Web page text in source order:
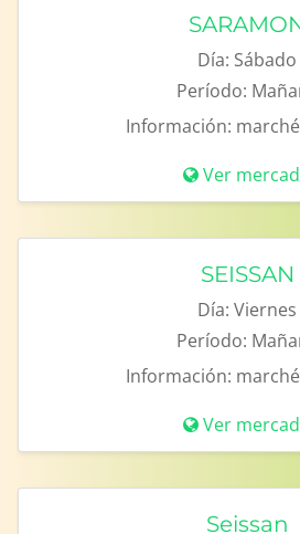
Día: Sábado
Período:
Información:
Ver
SEISSAN
Día: Viernes
Período:
Información:
Ver
Seissan